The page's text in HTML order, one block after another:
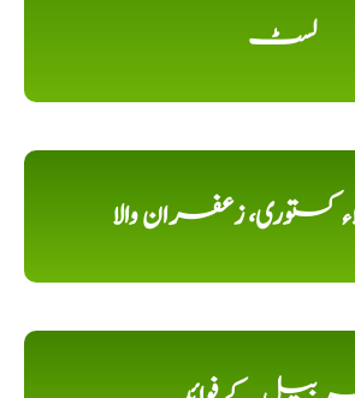
لسٹ
کستوری، زعفران والا